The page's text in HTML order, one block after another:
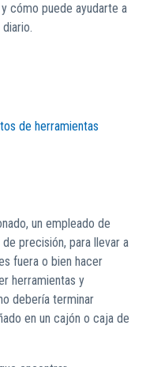
cómo puede ayudarte a
de herramientas
un empleado de
precisión, para llevar a
fuera o bien hacer
herramientas y
debería terminar
en un cajón o caja de